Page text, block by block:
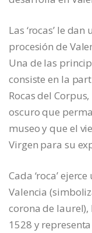
Las ‘rocas’ le
procesión de
Una de las
consiste en la
Rocas del
oscuro que
museo y que el
Virgen para su
Cada ‘roca’
Valencia
corona de
1528 y